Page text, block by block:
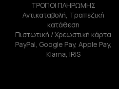
ΤΡΟΠΟΙ ΠΛΗΡΩΜΗΣ
Αντικαταβολή, Τραπεζική
κατάθεση
Πιστωτική / Χρεωστική κάρτα
PayPal, Google Pay, Apple Pay,
Klarna, IRIS